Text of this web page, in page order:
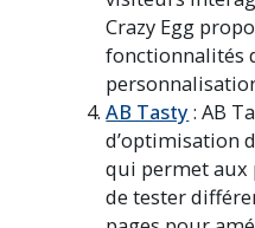
Crazy Egg
fonctionnalités
AB Tasty : AB
d’optimisation
qui permet aux
de tester